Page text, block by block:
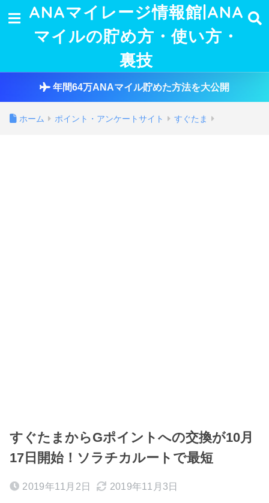
ANAマイレージ情報館|ANA
マイルの貯め方・使い方・
裏技
年間64万ANAマイル貯めた方法を大公開
ホーム ポイント・アンケートサイト すぐたま
すぐたまからGポイントへの交換が10月
17日開始！ソラチカルートで最短
2019年11月2日 2019年11月3日